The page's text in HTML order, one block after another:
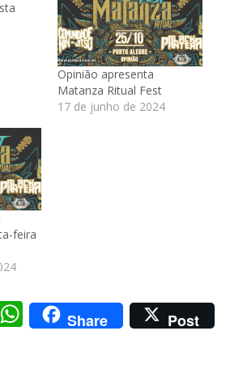
Opinião apresenta
Matanza Ritual Fest
17 de junho de 2024
feira
WhatsApp
Share Post